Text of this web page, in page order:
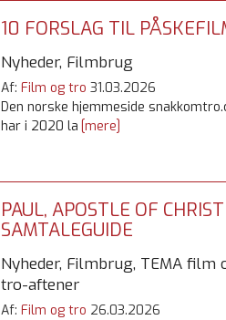
10 FORSLAG TIL
Nyheder, Filmbrug
Af: Film og tro 31.03.2026
Den norske hjemmeside
har i 2020 la [mere]
PAUL, APOSTLE OF
SAMTALEGUIDE
Nyheder, Filmbrug, TEMA film
tro-aftener
Af: Film og tro 26.03.2026